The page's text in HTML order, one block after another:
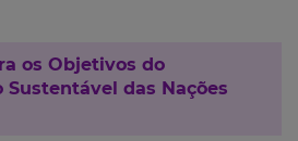
os Objetivos do
Sustentável das Nações